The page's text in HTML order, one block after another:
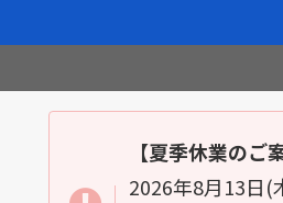
【夏季休業のご
2026年8月13日(